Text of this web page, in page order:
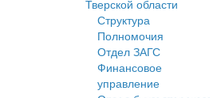
Тверской области
Структура
Полномочия
Отдел ЗАГС
Финансовое
управление